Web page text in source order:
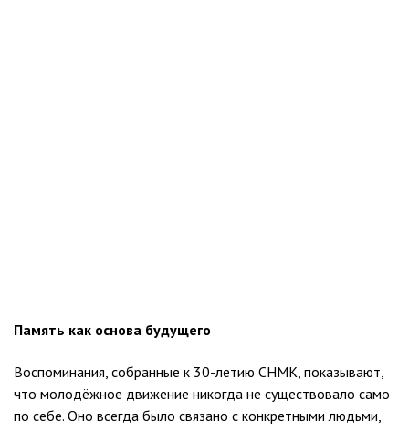
Память как основа будущего
Воспоминания, собранные к 30-летию СНМК, показывают,
что молодёжное движение никогда не существовало само
по себе. Оно всегда было связано с конкретными людьми,